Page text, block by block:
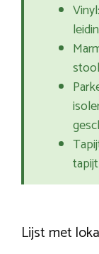
Lijst met